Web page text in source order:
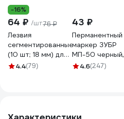
-16%
64 ₽ /шт76 ₽
Лезвия
сегментированные
(10 шт; 18 мм) для
ножа Вихрь
4.4(79)
43 ₽
Перманентный
маркер ЗУБР
МП-50 черный,
0.5 мм экстра
4.6(247)